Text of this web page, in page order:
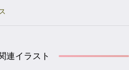
連イラスト